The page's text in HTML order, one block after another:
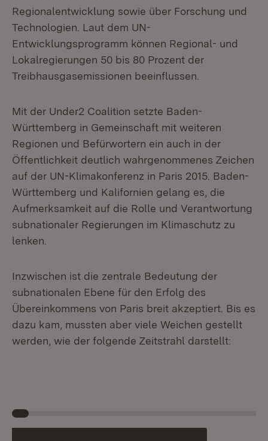
Regionalentwicklung sowie über Forschung und
Technologien. Laut dem UN-
Entwicklungsprogramm können Regional- und
Lokalregierungen 50 bis 80 Prozent der
Treibhausgasemissionen beeinflussen.
Mit der Under2 Coalition setzte Baden-
Württemberg in Gemeinschaft mit weiteren
Regionen und Befürwortern ein auch in der
Öffentlichkeit deutlich wahrgenommenes Zeichen
auf der UN-Klimakonferenz in Paris 2015. Baden-
Württemberg und Kalifornien gelang es, die
Aufmerksamkeit auf die Rolle und Verantwortung
subnationaler Regierungen im Klimaschutz zu
lenken.
Inzwischen ist die zentrale Bedeutung der
subnationalen Ebene für den Erfolg des
Übereinkommens von Paris breit akzeptiert. Bis es
dazu kam, mussten aber viele Weichen gestellt
werden, wie der folgende Zeitstrahl darstellt: